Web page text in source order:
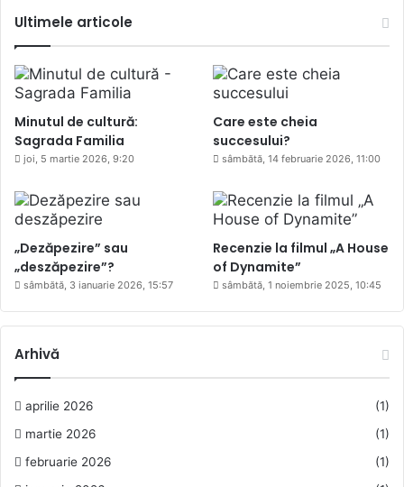
Ultimele articole
Minutul de cultură:
Sagrada Familia
joi, 5 martie 2026, 9:20
Care este cheia
succesului?
sâmbătă, 14 februarie 2026, 11:00
„Dezăpezire” sau
„deszăpezire”?
sâmbătă, 3 ianuarie 2026, 15:57
Recenzie la filmul „A House
of Dynamite”
sâmbătă, 1 noiembrie 2025, 10:45
Arhivă
aprilie 2026
(1)
martie 2026
(1)
februarie 2026
(1)